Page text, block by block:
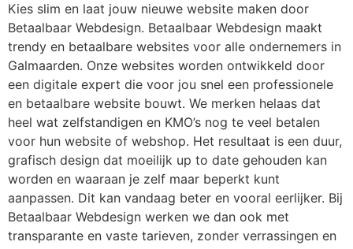
Kies slim en laat jouw nieuwe website maken door
Betaalbaar Webdesign. Betaalbaar Webdesign maakt
trendy en betaalbare websites voor alle ondernemers in
Galmaarden. Onze websites worden ontwikkeld door
een digitale expert die voor jou snel een professionele
en betaalbare website bouwt. We merken helaas dat
heel wat zelfstandigen en KMO’s nog te veel betalen
voor hun website of webshop. Het resultaat is een duur,
grafisch design dat moeilijk up to date gehouden kan
worden en waaraan je zelf maar beperkt kunt
aanpassen. Dit kan vandaag beter en vooral eerlijker. Bij
Betaalbaar Webdesign werken we dan ook met
transparante en vaste tarieven, zonder verrassingen en